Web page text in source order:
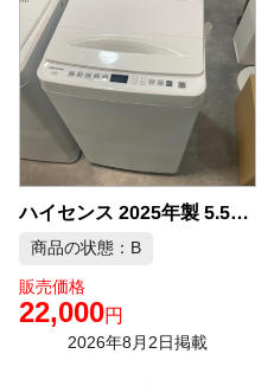
ハイセンス 2025年製 5.5kg 洗濯機 中古品販売
商品の状態：B
販売価格
22,000円
2026年8月2日掲載